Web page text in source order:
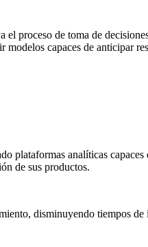
proceso de toma de
capaces de anticipar
plataformas analíticas
de sus productos.
disminuyendo tiempos